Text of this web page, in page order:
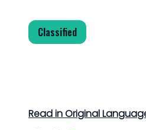
Classified
Read in Original